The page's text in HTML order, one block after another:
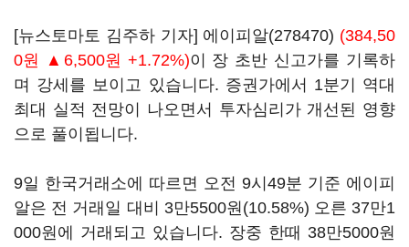
[뉴스토마토 김주하 기자] 에이피알(278470) (384,50
0원 ▲6,500원 +1.72%)이 장 초반 신고가를 기록하
며 강세를 보이고 있습니다. 증권가에서 1분기 역대
최대 실적 전망이 나오면서 투자심리가 개선된 영향
으로 풀이됩니다.
9일 한국거래소에 따르면 오전 9시49분 기준 에이피
알은 전 거래일 대비 3만5500원(10.58%) 오른 37만1
000원에 거래되고 있습니다. 장중 한때 38만5000원